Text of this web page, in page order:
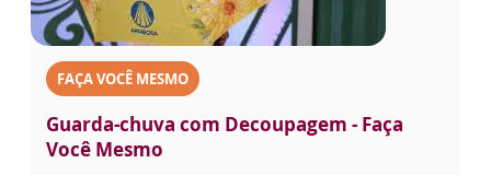
FAÇA VOCÊ MESMO
Guarda-chuva com Decoupagem - Faça
Você Mesmo